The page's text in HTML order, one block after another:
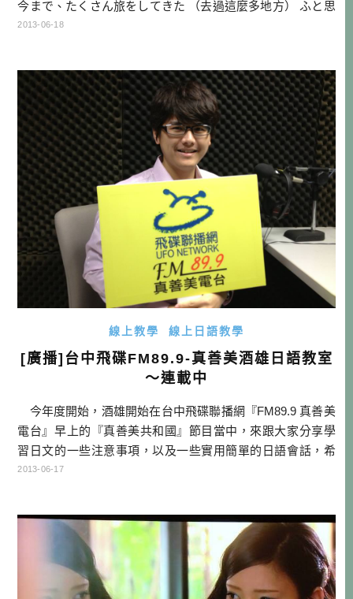
今まで、たくさん旅をしてきた （去過這麼多地方） ふと思
うことがある。 （忽然有個想法） 本当に世界を、感じるこ
わ 意志 いし 信頼 しんらい そして、楽園 らくえ
ん […]…
2013-06-18
線上教學 線上日語教學
[廣播]台中飛碟FM89.9-真善美酒雄日語教室
～連載中
今年度開始，酒雄開始在台中飛碟聯播網『FM89.9 真善美
電台』早上的『真善美共和國』節目當中，來跟大家分享學
習日文的一些注意事項，以及一些實用簡單的日語會話，希
望對於大家學習日文可以有所幫助。如果你有興趣學習日
新，不小心錯過節目的朋友，也可在網站收聽喔！未來也預
2013-06-17